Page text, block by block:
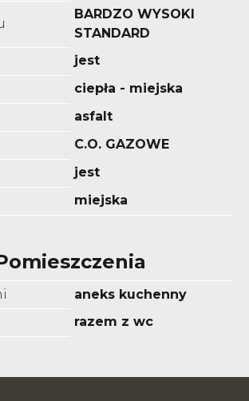
BARDZO WYSOKI
STANDARD
jest
ciepła - miejska
asfalt
C.O. GAZOWE
jest
miejska
aneks kuchenny
razem z wc